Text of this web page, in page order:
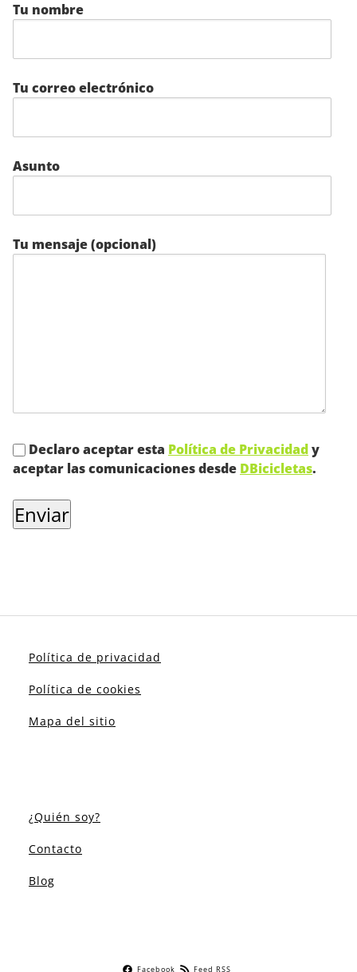
Tu nombre
Tu correo electrónico
Asunto
Tu mensaje (opcional)
Declaro aceptar esta Política de Privacidady
aceptar las comunicaciones desde DBicicletas.
Política de privacidad
Política de cookies
Mapa del sitio
¿Quién soy?
Contacto
Blog
Facebook Feed RSS